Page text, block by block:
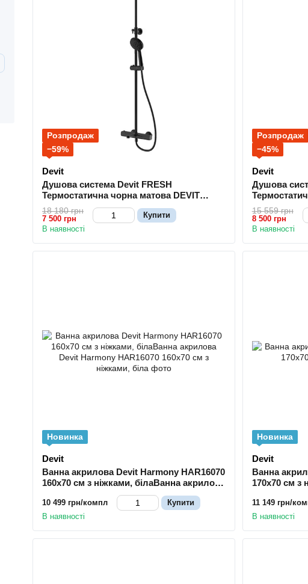
Розпродаж
−59%
Devit
Душова система Devit FRESH
Термостатична чорна матова DEVIT
446x292x850 Чорна
18 180 грн
7 500 грн
Купити
В наявності
Розпродаж
−45%
Devit
Душова
15 559 грн
8 500 грн
В наявності
Новинка
Devit
Ванна акрилова Devit Harmony HAR16070
160x70 см з ніжками, білаВанна акрилова
Devit Harmony HAR16070 160x70 см з
ніжками, біла
10 499 грн/компл
Купити
В наявності
Новинка
Devit
Ванна
170x70 см з
11 149 грн/
В наявності